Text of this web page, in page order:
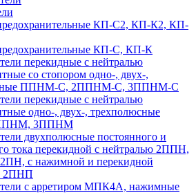
КП-С2, КП-К2, КП-
КП-С, КП-К
перекидные с нейтралью
со стопором одно-, двух-,
ППНМ-С, 2ППНМ-С, 3ППНМ-С
перекидные с нейтралью
одно-, двух-, трехполюсные
3ППНМ
двухполюсные постоянного и
тока перекидной с нейтралью 2ППН,
с нажимной и перекидной
2ПНП
с арретиром МПК4А, нажимные